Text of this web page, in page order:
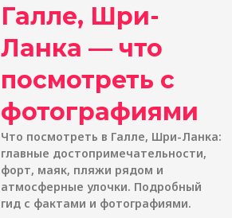
Галле, Шри-
Ланка — что
посмотреть с
фотографиями
Что посмотреть в Галле, Шри-Ланка:
главные достопримечательности,
форт, маяк, пляжи рядом и
атмосферные улочки. Подробный
гид с фактами и фотографиями.